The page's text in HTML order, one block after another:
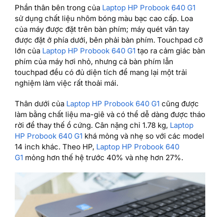
Phần thân bên trong của Laptop HP Probook 640 G1
sử dụng chất liệu nhôm bóng màu bạc cao cấp. Loa
của máy được đặt trên bàn phím; máy quét vân tay
được đặt ở phía dưới, bên phải bàn phím. Touchpad cỡ
lớn của Laptop HP Probook 640 G1 tạo ra cảm giác bàn
phím của máy hơi nhỏ, nhưng cả bàn phím lẫn
touchpad đều có đủ diện tích để mang lại một trải
nghiệm làm việc rất thoải mái.
Thân dưới của Laptop HP Probook 640 G1 cũng được
làm bằng chất liệu ma-giê và có thể dễ dàng được tháo
rời để thay thế ổ cứng. Cân nặng chỉ 1.78 kg, Laptop
HP Probook 640 G1 khá mỏng và nhẹ so với các model
14 inch khác. Theo HP, Laptop HP Probook 640
G1 mỏng hơn thế hệ trước 40% và nhẹ hơn 27%.